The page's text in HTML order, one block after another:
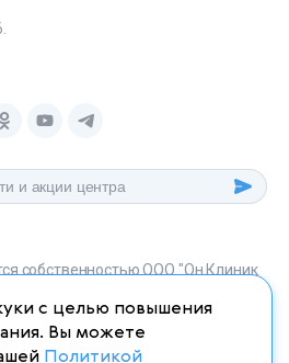
собственностью ООО "Он Клиник
в соответствии со статьей 1259
с целью повышения
Вы можете
Политикой